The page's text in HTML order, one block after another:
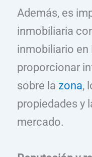
Además, es
inmobiliaria
inmobiliario en
proporcionar
sobre la zona,
propiedades y
mercado.